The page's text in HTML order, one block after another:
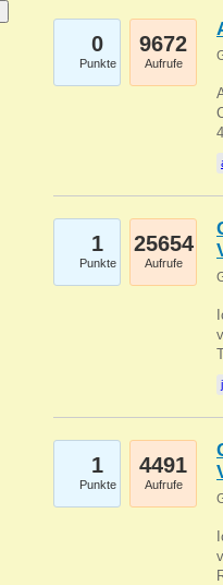
0
Punkte
9672
Aufrufe
1
Punkte
25654
Aufrufe
1
Punkte
4491
Aufrufe